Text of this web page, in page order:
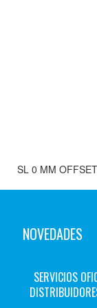
SL 0 MM
NOVEDADES
SERVICIOS